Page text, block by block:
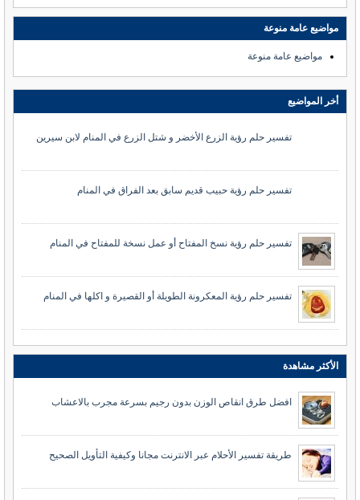
مواضيع عامة منوعة
مواضيع عامة منوعة
أخر المواضيع
تفسير حلم رؤية الزرع الأخضر و شتل الزرع في المنام لابن سيرين
تفسير حلم رؤية حبيب قديم سابق بعد الفراق في المنام
تفسير حلم رؤية نسخ المفتاح أو عمل نسخة للمفتاح في المنام
تفسير حلم رؤية المعكرونة الطويلة أو القصيرة و اكلها في المنام
الأكثر مشاهدة
افضل طرق انقاص الوزن بدون رجيم بسرعة مجرب بالاعشاب
طريقة تفسير الأحلام عبر الانترنت مجانا وكيفية التأويل الصحيح